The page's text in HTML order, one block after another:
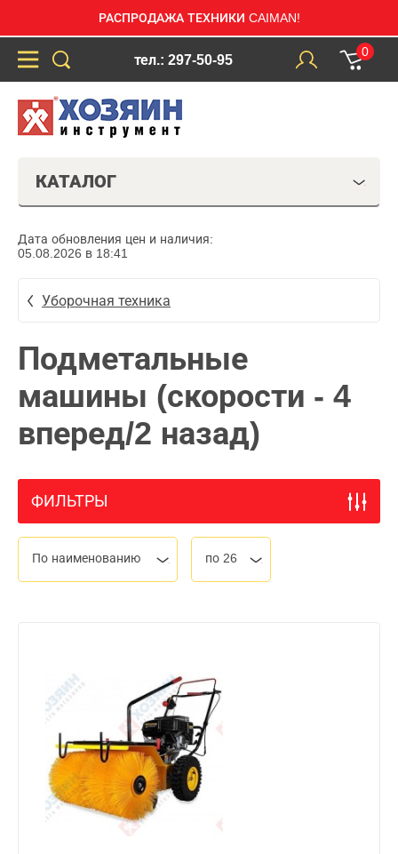
РАСПРОДАЖА ТЕХНИКИ CAIMAN!
тел.: 297-50-95
0
КАТАЛОГ
Дата обновления цен и наличия:
05.08.2026 в 18:41
Уборочная техника
Подметальные
машины (скорости - 4
вперед/2 назад)
ФИЛЬТРЫ
По наименованию по 26